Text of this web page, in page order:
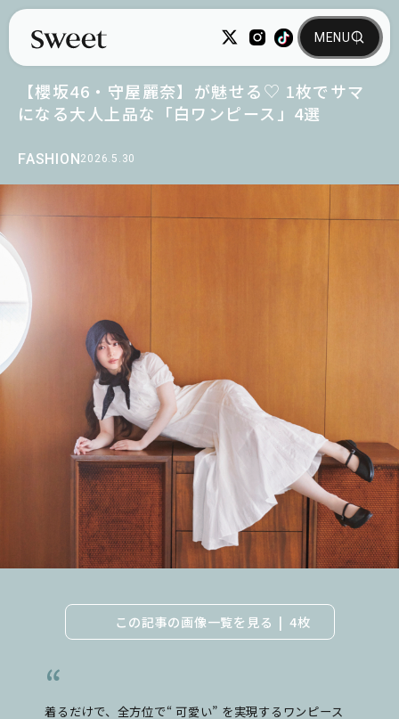
FASHION2026.5.30
【櫻坂46・守屋麗奈】が魅せる♡ 1枚でサマ
になる大人上品な「白ワンピース」4選
この記事の画像一覧を見る 4枚
着るだけで、全方位で“ 可愛い” を実現するワンピース